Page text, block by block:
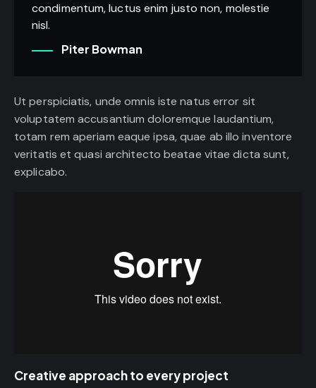
condimentum, luctus enim justo non, molestie
nisl.
Piter Bowman
Ut perspiciatis, unde omnis iste natus error sit
voluptatem accusantium doloremque laudantium,
totam rem aperiam eaque ipsa, quae ab illo inventore
veritatis et quasi architecto beatae vitae dicta sunt,
explicabo.
Creative approach to every project